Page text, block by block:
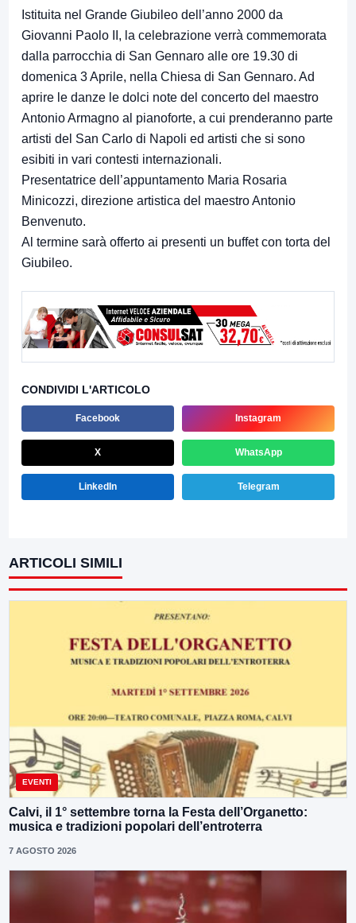
Istituita nel Grande Giubileo dell’anno 2000 da
Giovanni Paolo II, la celebrazione verrà commemorata
dalla parrocchia di San Gennaro alle ore 19.30 di
domenica 3 Aprile, nella Chiesa di San Gennaro. Ad
aprire le danze le dolci note del concerto del maestro
Antonio Armagno al pianoforte, a cui prenderanno parte
artisti del San Carlo di Napoli ed artisti che si sono
esibiti in vari contesti internazionali.
Presentatrice dell’appuntamento Maria Rosaria
Minicozzi, direzione artistica del maestro Antonio
Benvenuto.
Al termine sarà offerto ai presenti un buffet con torta del
Giubileo.
CONDIVIDI L'ARTICOLO
Facebook Instagram
X WhatsApp
LinkedIn Telegram
ARTICOLI SIMILI
EVENTI
Calvi, il 1° settembre torna la Festa dell’Organetto:
musica e tradizioni popolari dell’entroterra
7 AGOSTO 2026